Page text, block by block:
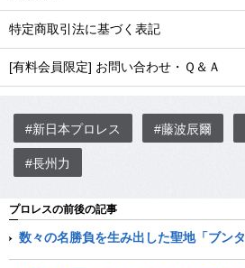
特定商取引法に基づく表記
[有料会員限定] お問い合わせ・Ｑ＆Ａ
#新日本プロレス #藤波辰爾
#長州力
プロレスの前後の記事
数々の名勝負を生み出した聖地「ブン